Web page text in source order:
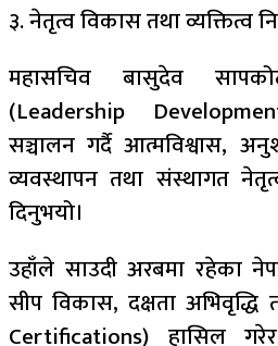
३. नेतृत्व विकास तथा व्यक्तित्व
महासचिव बासुदेव
(Leadership
सञ्चालन गर्दै आत्मविश्वास,
व्यवस्थापन तथा संस्थागत
दिनुभयो।
उहाँले साउदी अरबमा रहेका
सीप विकास, दक्षता अभिवृद्धि
Certifications) हासिल